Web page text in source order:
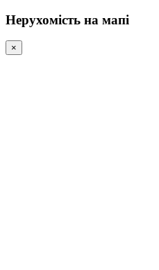
Нерухомість на мапі
×